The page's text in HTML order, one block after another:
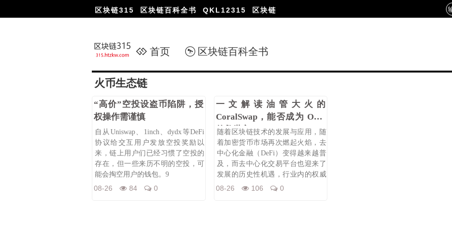
区块链315 区块链百科全书 QKL12315 区块链
首页 区块链百科全书
火币生态链
“高价”空投设盗币陷阱，授
权操作需谨慎
自从Uniswap、1inch、dydx等DeFi
协议给交互用户发放空投奖励以
来，链上用户们已经习惯了空投的
存在，但一些来历不明的空投，可
能会掏空用户的钱包。9
08-26 84 0
一文解读油管大火的
CoralSwap，能否成为 OEC
的救世主
随着区块链技术的发展与应用，随
着加密货币市场再次燃起火焰，去
中心化金融（DeFi）变得越来越普
及，而去中心化交易平台也迎来了
发展的历史性机遇，行业内的权威
人士普
08-26 106 0